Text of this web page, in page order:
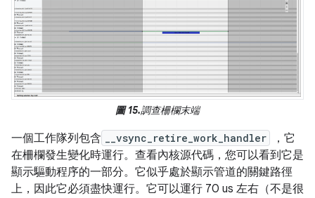
圖 15.調查柵欄末端
一個工作隊列包含 __vsync_retire_work_handler
，它
在柵欄發生變化時運行。查看內核源代碼，您可以看到它是
顯示驅動程序的一部分。它似乎處於顯示管道的關鍵路徑
上，因此它必須盡快運行。它可以運行 70 us 左右（不是很